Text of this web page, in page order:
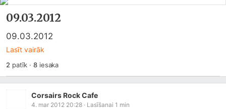
09.03.2012
09.03.2012
Lasīt vairāk
2 patīk ·8iesaka
Corsairs Rock Cafe
4. mar 2012 20:28 · Lasīšanai 1 min